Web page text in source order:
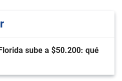
sube a $50.200: qué